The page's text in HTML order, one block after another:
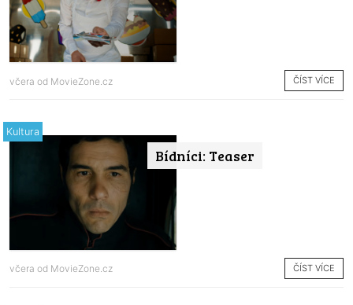
včera od MovieZone.cz ČÍST VÍCE
Bídníci: Teaser
Kultura
včera od MovieZone.cz ČÍST VÍCE